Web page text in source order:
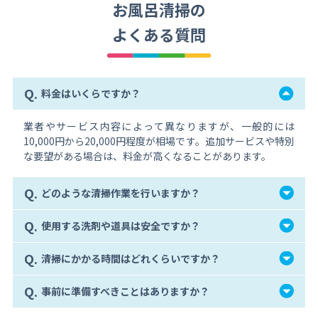
お風呂清掃の
よくある質問
Q. 料金はいくらですか？
業者やサービス内容によって異なりますが、一般的には
10,000円から20,000円程度が相場です。追加サービスや特別
な要望がある場合は、料金が高くなることがあります。
Q. どのような清掃作業を行いますか？
Q. 使用する洗剤や道具は安全ですか？
Q. 清掃にかかる時間はどれくらいですか？
Q. 事前に準備すべきことはありますか？